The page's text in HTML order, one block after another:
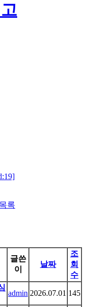
목록
글쓴
이
날짜
조
회
수
admin 2026.07.01 145